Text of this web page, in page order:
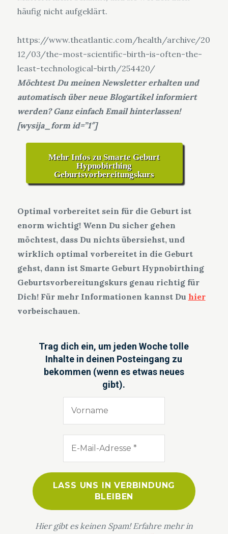
häufig nicht aufgeklärt.
https://www.theatlantic.com/health/archive/20
12/03/the-most-scientific-birth-is-often-the-
least-technological-birth/254420/
Möchtest Du meinen Newsletter erhalten und
automatisch über neue Blogartikel informiert
werden? Ganz einfach Email hinterlassen!
[wysija_form id=”1″]
Mehr Infos zu Smarte Geburt
Hypnobirthing
Geburtsvorbereitungskurs
Optimal vorbereitet sein für die Geburt ist
enorm wichtig! Wenn Du sicher gehen
möchtest, dass Du nichts übersiehst, und
wirklich optimal vorbereitet in die Geburt
gehst, dann ist Smarte Geburt Hypnobirthing
Geburtsvorbereitungskurs genau richtig für
Dich! Für mehr Informationen kannst Du hier
vorbeischauen.
Trag dich ein, um jeden Woche tolle
Inhalte in deinen Posteingang zu
bekommen (wenn es etwas neues
gibt).
Hier gibt es keinen Spam! Erfahre mehr in